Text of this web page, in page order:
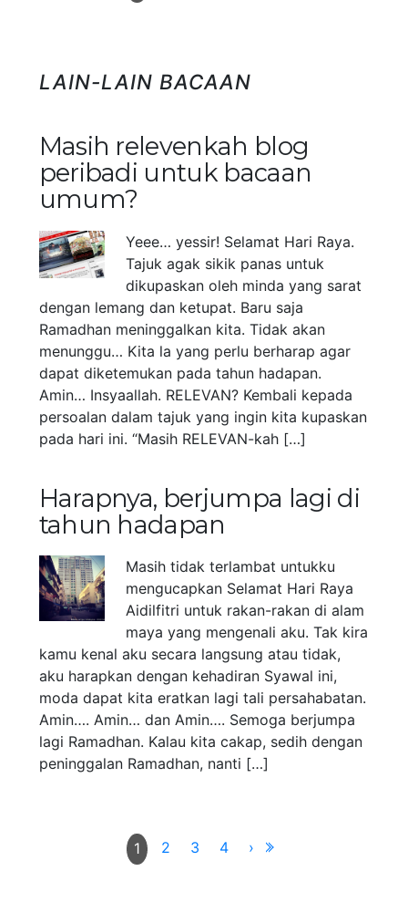
LAIN-LAIN BACAAN
Masih relevenkah blog
peribadi untuk bacaan
umum?
Yeee… yessir! Selamat Hari Raya.
Tajuk agak sikik panas untuk
dikupaskan oleh minda yang sarat
dengan lemang dan ketupat. Baru saja
Ramadhan meninggalkan kita. Tidak akan
menunggu… Kita la yang perlu berharap agar
dapat diketemukan pada tahun hadapan.
Amin… Insyaallah. RELEVAN? Kembali kepada
persoalan dalam tajuk yang ingin kita kupaskan
pada hari ini. “Masih RELEVAN-kah […]
Harapnya, berjumpa lagi di
tahun hadapan
Masih tidak terlambat untukku
mengucapkan Selamat Hari Raya
Aidilfitri untuk rakan-rakan di alam
maya yang mengenali aku. Tak kira
kamu kenal aku secara langsung atau tidak,
aku harapkan dengan kehadiran Syawal ini,
moda dapat kita eratkan lagi tali persahabatan.
Amin…. Amin… dan Amin…. Semoga berjumpa
lagi Ramadhan. Kalau kita cakap, sedih dengan
peninggalan Ramadhan, nanti […]
1 2 3 4 ›